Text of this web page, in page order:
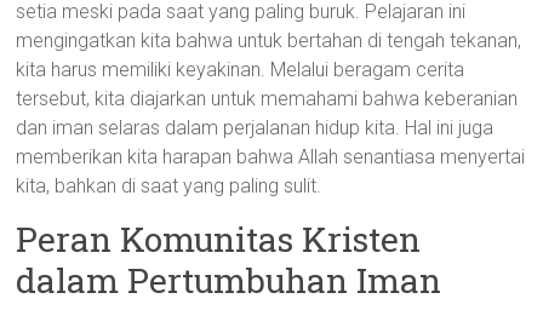
setia meski pada saat yang paling buruk. Pelajaran ini
mengingatkan kita bahwa untuk bertahan di tengah tekanan,
kita harus memiliki keyakinan. Melalui beragam cerita
tersebut, kita diajarkan untuk memahami bahwa keberanian
dan iman selaras dalam perjalanan hidup kita. Hal ini juga
memberikan kita harapan bahwa Allah senantiasa menyertai
kita, bahkan di saat yang paling sulit.
Peran Komunitas Kristen
dalam Pertumbuhan Iman